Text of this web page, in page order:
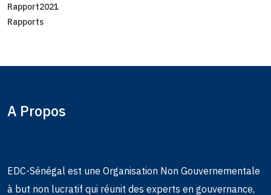
Rapport2021
Rapports
A Propos
EDC-Sénégal est une Organisation Non Gouvernementale
à but non lucratif qui réunit des experts en gouvernance,